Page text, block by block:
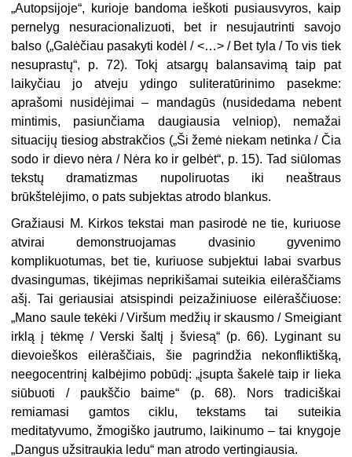
„Autopsijoje“, kurioje bandoma ieškoti pusiausvyros, kaip
pernelyg nesuracionalizuoti, bet ir nesujautrinti savojo
balso („Galėčiau pasakyti kodėl / <…> / Bet tyla / To vis tiek
nesuprastų“, p. 72). Tokį atsargų balansavimą taip pat
laikyčiau jo atveju ydingo suliteratūrinimo pasekme:
aprašomi nusidėjimai – mandagūs (nusidedama nebent
mintimis, pasiunčiama daugiausia velniop), nemažai
situacijų tiesiog abstrakčios („Ši žemė niekam netinka / Čia
sodo ir dievo nėra / Nėra ko ir gelbėt“, p. 15). Tad siūlomas
tekstų dramatizmas nupoliruotas iki neaštraus
brūkštelėjimo, o pats subjektas atrodo blankus.
Gražiausi M. Kirkos tekstai man pasirodė ne tie, kuriuose
atvirai demonstruojamas dvasinio gyvenimo
komplikuotumas, bet tie, kuriuose subjektui labai svarbus
dvasingumas, tikėjimas neprikišamai suteikia eilėraščiams
ašį. Tai geriausiai atsispindi peizažiniuose eilėraščiuose:
„Mano saule tekėki / Viršum medžių ir skausmo / Smeigiant
irklą į tėkmę / Verski šaltį į šviesą“ (p. 66). Lyginant su
dievoieškos eilėraščiais, šie pagrindžia nekonfliktišką,
neegocentrinį kalbėjimo pobūdį: „įsupta šakelė taip ir lieka
siūbuoti / paukščio baime“ (p. 68). Nors tradiciškai
remiamasi gamtos ciklu, tekstams tai suteikia
meditatyvumo, žmogiško jautrumo, laikinumo – tai knygoje
„Dangus užsitraukia ledu“ man atrodo vertingiausia.